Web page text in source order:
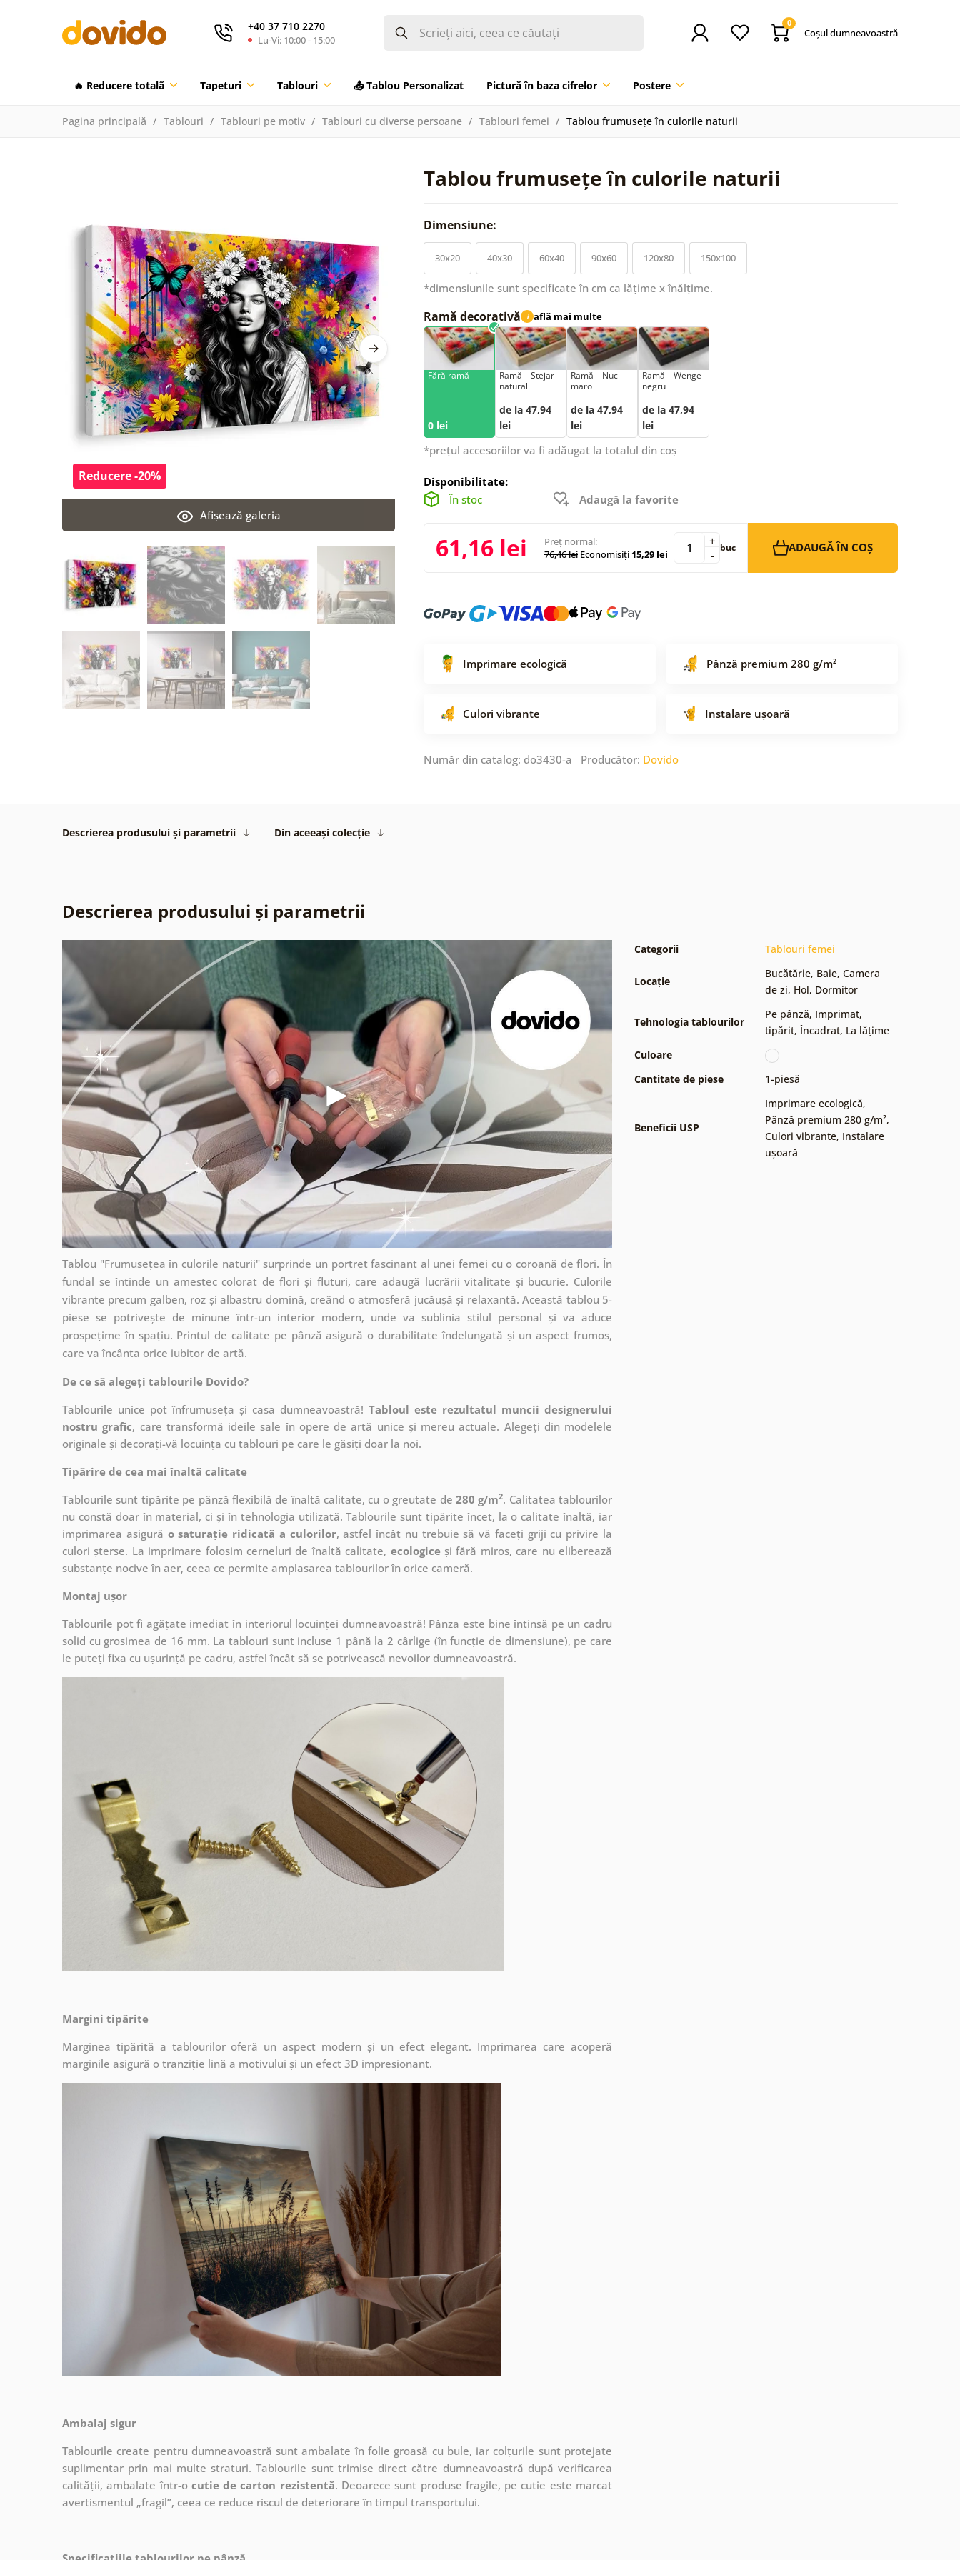
+40 37 710 2270
Lu-Vi: 10:00 - 15:00
0
Coşul dumneavoastră
🔥 Reducere totalã Tapeturi Tablouri 📤 Tablou Personalizat Pictură în baza cifrelor Postere
Pagina principală Tablouri Tablouri pe motiv Tablouri cu diverse persoane Tablouri femei Tablou frumusețe în culorile naturii
Tablou frumusețe în culorile naturii
Afişează galeria
Reducere -20%
Dimensiune:
30x20 40x30 60x40 90x60 120x80 150x100
*dimensiunile sunt specificate în cm ca lățime x înălțime.
Ramă decorativă i află mai multe
Fără ramă
0 lei
Ramă – Stejar
natural
de la 47,94
lei
Ramă – Nuc
maro
de la 47,94
lei
Ramă – Wenge
negru
de la 47,94
lei
*prețul accesoriilor va fi adăugat la totalul din coș
Disponibilitate:
În stoc
Adaugă la favorite
61,16 lei
Preț normal:
76,46 lei Economisiți 15,29 lei -
+ buc ADAUGĂ ÎN COȘ
Imprimare ecologică Pânză premium 280 g/m²
Culori vibrante Instalare ușoară
Număr din catalog: do3430-a Producător: Dovido
Descrierea produsului și parametrii Din aceeași colecție
Descrierea produsului și parametrii
Tablou "Frumusețea în culorile naturii" surprinde un portret fascinant al unei femei cu o coroană de flori. În
fundal se întinde un amestec colorat de flori și fluturi, care adaugă lucrării vitalitate și bucurie. Culorile
vibrante precum galben, roz și albastru domină, creând o atmosferă jucăușă și relaxantă. Această tablou 5-
piese se potrivește de minune într-un interior modern, unde va sublinia stilul personal și va aduce
prospețime în spațiu. Printul de calitate pe pânză asigură o durabilitate îndelungată și un aspect frumos,
care va încânta orice iubitor de artă.
De ce să alegeți tablourile Dovido?
Tablourile unice pot înfrumuseța și casa dumneavoastră! Tabloul este rezultatul muncii designerului
nostru grafic, care transformă ideile sale în opere de artă unice și mereu actuale. Alegeți din modelele
originale și decorați-vă locuința cu tablouri pe care le găsiți doar la noi.
Tipărire de cea mai înaltă calitate
Tablourile sunt tipărite pe pânză flexibilă de înaltă calitate, cu o greutate de 280 g/m2. Calitatea tablourilor
nu constă doar în material, ci și în tehnologia utilizată. Tablourile sunt tipărite încet, la o calitate înaltă, iar
imprimarea asigură o saturație ridicată a culorilor, astfel încât nu trebuie să vă faceți griji cu privire la
culori șterse. La imprimare folosim cerneluri de înaltă calitate, ecologiceși fără miros, care nu eliberează
substanțe nocive în aer, ceea ce permite amplasarea tablourilor în orice cameră.
Montaj ușor
Tablourile pot fi agățate imediat în interiorul locuinței dumneavoastră! Pânza este bine întinsă pe un cadru
solid cu grosimea de 16 mm. La tablouri sunt incluse 1 până la 2 cârlige (în funcție de dimensiune), pe care
le puteți fixa cu ușurință pe cadru, astfel încât să se potrivească nevoilor dumneavoastră.
Margini tipărite
Marginea tipărită a tablourilor oferă un aspect modern și un efect elegant. Imprimarea care acoperă
marginile asigură o tranziție lină a motivului și un efect 3D impresionant.
Ambalaj sigur
Tablourile create pentru dumneavoastră sunt ambalate în folie groasă cu bule, iar colțurile sunt protejate
suplimentar prin mai multe straturi.Tablourile sunt trimise direct către dumneavoastră după verificarea
calității, ambalate într-o cutie de carton rezistentă. Deoarece sunt produse fragile, pe cutie este marcat
avertismentul „fragil”, ceea ce reduce riscul de deteriorare în timpul transportului.
Categorii Tablouri femei
Locație
Bucătărie, Baie, Camera
de zi, Hol, Dormitor
Tehnologia tablourilor
Pe pânză, Imprimat,
tipărit,Încadrat, La lățime
Culoare
Cantitate de piese
1-piesă
Beneficii USP
Imprimare ecologică,
Pânză premium 280 g/m²,
Culori vibrante, Instalare
ușoară